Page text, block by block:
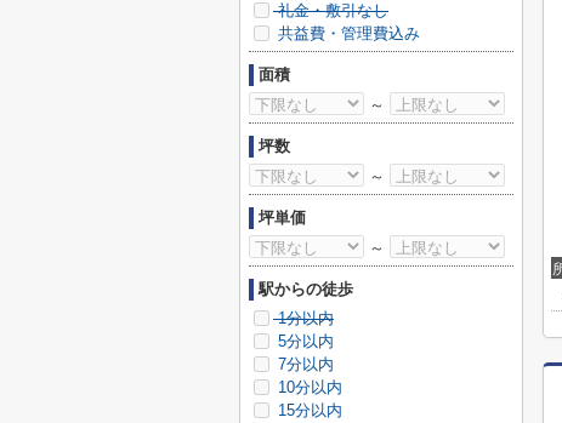
礼金・敷引なし
共益費・管理費込み
面積
～
坪数
～
坪単価
～
駅からの徒歩
1分以内
5分以内
7分以内
10分以内
15分以内